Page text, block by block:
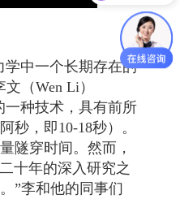
中一个长期存在的
文 （Wen Li ）
一种技术，具有前所
秒，即10-18秒）。
隧穿时间。 然而，
十年的深入研究之
”李和他的同事们